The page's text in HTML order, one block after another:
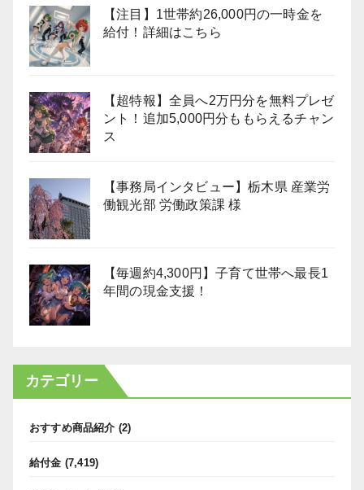
【注目】1世帯約26,000円の一時金を
給付！詳細はこちら
【超特報】全員へ2万円分を無料プレゼ
ント！追加5,000円分ももらえるチャン
ス
【事務局インタビュー】栃木県 産業労
働観光部 労働政策課 様
【毎週約4,300円】子育て世帯へ最長1
年間の現金支援！
カテゴリー
おすすめ商品紹介 (2)
給付金 (7,419)